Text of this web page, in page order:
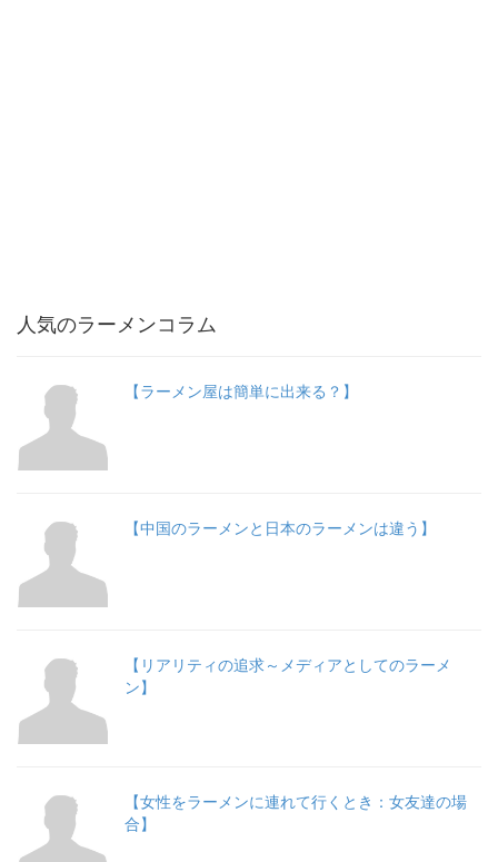
人気のラーメンコラム
【ラーメン屋は簡単に出来る？】
【中国のラーメンと日本のラーメンは違う】
【リアリティの追求～メディアとしてのラーメ
ン】
【女性をラーメンに連れて行くとき：女友達の場
合】